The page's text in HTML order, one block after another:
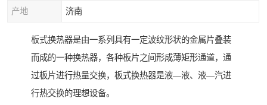
产地 济南
板式换热器是由一系列具有一定波纹形状的金属片叠装
而成的一种换热器，各种板片之间形成薄矩形通道，通
过板片进行热量交换，板式换热器是液—液、液—汽进
行热交换的理想设备。